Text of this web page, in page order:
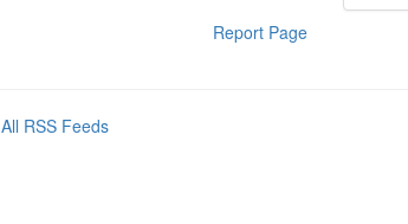
Report Page
All RSS Feeds